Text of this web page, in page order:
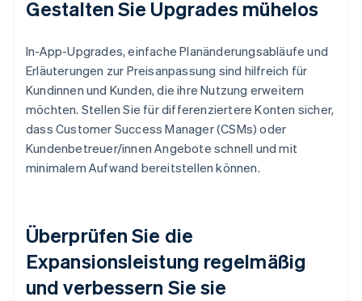
Gestalten Sie Upgrades mühelos
In-App-Upgrades, einfache Planänderungsabläufe und
Erläuterungen zur Preisanpassung sind hilfreich für
Kundinnen und Kunden, die ihre Nutzung erweitern
möchten. Stellen Sie für differenziertere Konten sicher,
dass Customer Success Manager (CSMs) oder
Kundenbetreuer/innen Angebote schnell und mit
minimalem Aufwand bereitstellen können.
Überprüfen Sie die
Expansionsleistung regelmäßig
und verbessern Sie sie